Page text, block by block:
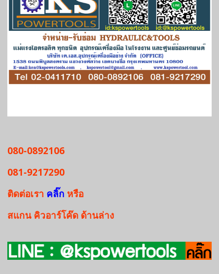
080-0892106
081-9217290
ติดต่อเรา คลิ๊ก หรือ
สแกนคิวอาร์โค๊ด ด้านล่าง